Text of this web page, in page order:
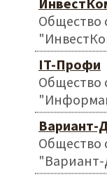
Общество
IT-Профи
Общество
Вариант-
Общество